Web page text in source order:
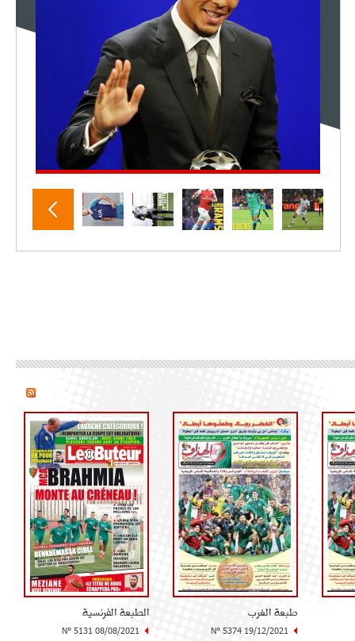
طبعة الغرب
N° 5374 19/12/2021
الطبعة الفرنسية
N° 5131 08/08/2021